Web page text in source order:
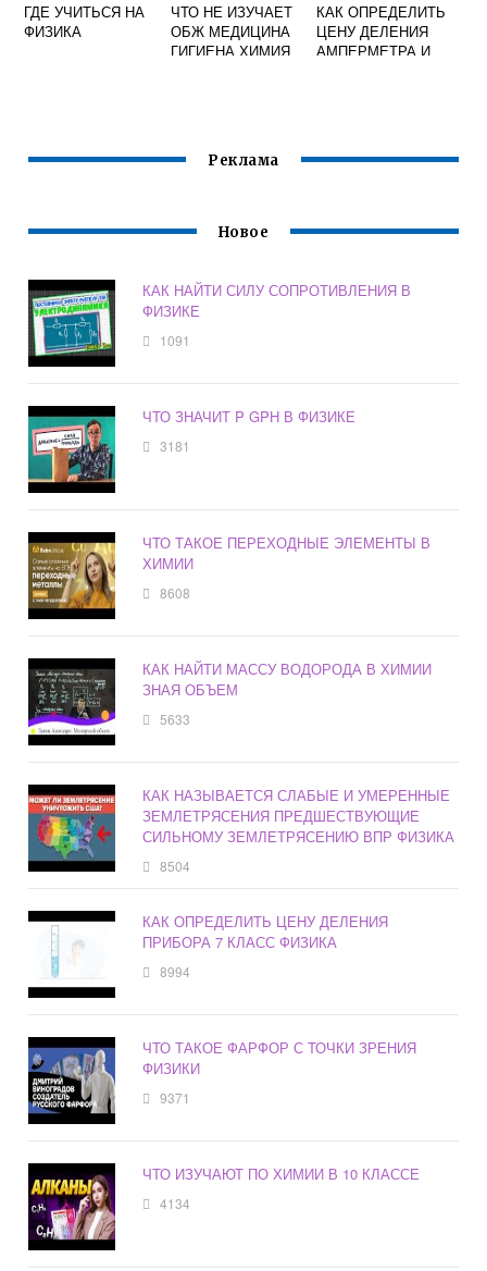
ГДЕ УЧИТЬСЯ НА
ФИЗИКА
ЧТО НЕ ИЗУЧАЕТ
ОБЖ МЕДИЦИНА
ГИГИЕНА ХИМИЯ
КАК ОПРЕДЕЛИТЬ
ЦЕНУ ДЕЛЕНИЯ
АМПЕРМЕТРА И
Реклама
Новое
КАК НАЙТИ СИЛУ СОПРОТИВЛЕНИЯ В
ФИЗИКЕ
1091
ЧТО ЗНАЧИТ P GPH В ФИЗИКЕ
3181
ЧТО ТАКОЕ ПЕРЕХОДНЫЕ ЭЛЕМЕНТЫ В
ХИМИИ
8608
КАК НАЙТИ МАССУ ВОДОРОДА В ХИМИИ
ЗНАЯ ОБЪЕМ
5633
КАК НАЗЫВАЕТСЯ СЛАБЫЕ И УМЕРЕННЫЕ
ЗЕМЛЕТРЯСЕНИЯ ПРЕДШЕСТВУЮЩИЕ
СИЛЬНОМУ ЗЕМЛЕТРЯСЕНИЮ ВПР ФИЗИКА
8504
КАК ОПРЕДЕЛИТЬ ЦЕНУ ДЕЛЕНИЯ
ПРИБОРА 7 КЛАСС ФИЗИКА
8994
ЧТО ТАКОЕ ФАРФОР С ТОЧКИ ЗРЕНИЯ
ФИЗИКИ
9371
ЧТО ИЗУЧАЮТ ПО ХИМИИ В 10 КЛАССЕ
4134